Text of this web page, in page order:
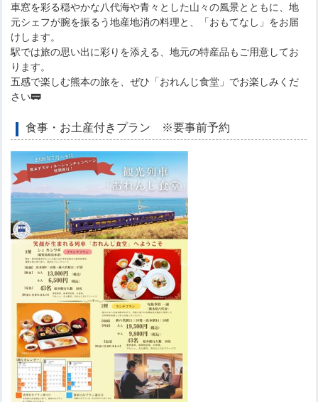
車窓を彩る穏やかな八代海や青々とした山々の風景とともに、地
元シェフが腕を振るう地産地消の料理と、「おもてなし」をお届
けします。
駅では旅の思い出に彩りを添える、地元の特産品もご用意してお
ります。
五感で楽しむ熊本の旅を、ぜひ「おれんじ食堂」でお楽しみくだ
さい🚃
食事・お土産付きプラン ※要事前予約